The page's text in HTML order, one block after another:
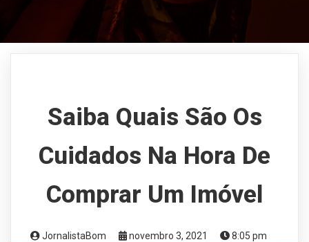
Saiba Quais São Os
Cuidados Na Hora De
Comprar Um Imóvel
JornalistaBom novembro 3, 2021 8:05 pm